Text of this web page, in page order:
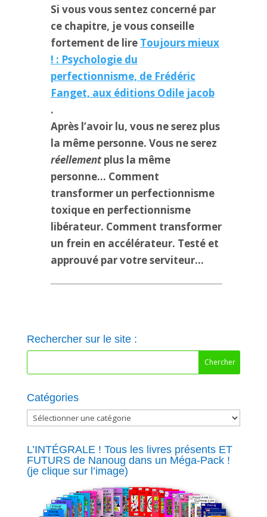
Si vous vous sentez concerné par
ce chapitre, je vous conseille
fortement de lire Toujours mieux
! : Psychologie du
perfectionnisme, de Frédéric
Fanget, aux éditions Odile jacob
.
Après l’avoir lu, vous ne serez plus
la même personne. Vous ne serez
réellementplus la même
personne… Comment
transformer un perfectionnisme
toxique en perfectionnisme
libérateur. Comment transformer
un frein en accélérateur. Testé et
approuvé par votre serviteur…
Rechercher sur le site :
Catégories
Catégories
L’INTÉGRALE ! Tous les livres présents ET
FUTURS de Nanoug dans un Méga-Pack !
(je clique sur l’image)